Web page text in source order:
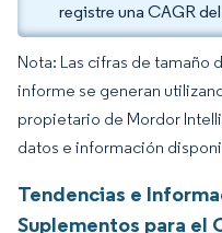
registre una CAGR
Nota: Las cifras de tamaño
informe se generan
propietario de Mordor
datos e información
Tendencias e
Suplementos para el